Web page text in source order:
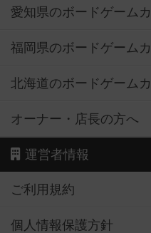
愛知県のボードゲーム
福岡県のボードゲーム
北海道のボードゲーム
オーナー・店長の方へ
運営者情報
ご利用規約
個人情報保護方針